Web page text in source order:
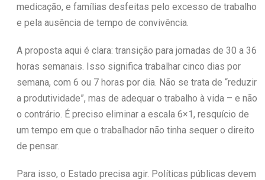
medicação, e famílias desfeitas pelo excesso de trabalho
e pela ausência de tempo de convivência.
A proposta aqui é clara: transição para jornadas de 30 a 36
horas semanais. Isso significa trabalhar cinco dias por
semana, com 6 ou 7 horas por dia. Não se trata de “reduzir
a produtividade”, mas de adequar o trabalho à vida – e não
o contrário. É preciso eliminar a escala 6×1, resquício de
um tempo em que o trabalhador não tinha sequer o direito
de pensar.
Para isso, o Estado precisa agir. Políticas públicas devem